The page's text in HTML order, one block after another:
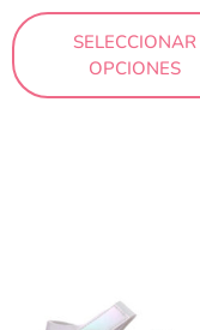
SELECCIONAR
OPCIONES